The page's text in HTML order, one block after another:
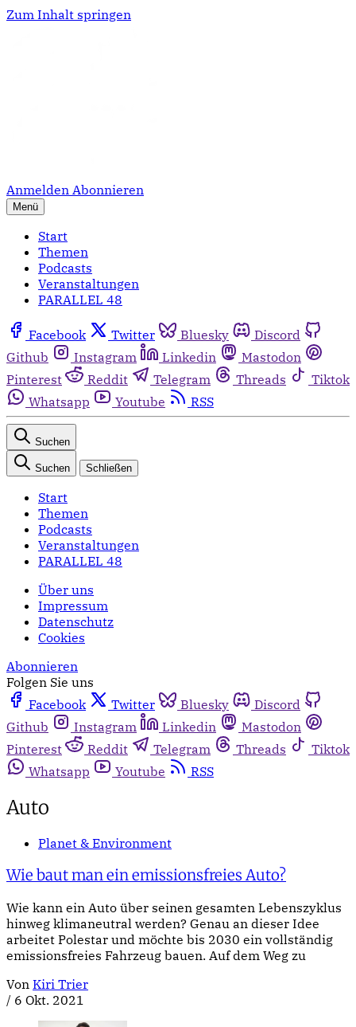
Zum Inhalt springen
Anmelden Abonnieren
Menü
Start
Themen
Podcasts
Veranstaltungen
PARALLEL 48
Facebook Twitter Bluesky
Discord
Github
Instagram Linkedin
Mastodon
Pinterest
Reddit Telegram Threads
Tiktok
Whatsapp
Youtube RSS
Suchen
Suchen Schließen
Start
Themen
Podcasts
Veranstaltungen
PARALLEL 48
Über uns
Impressum
Datenschutz
Cookies
Abonnieren
Folgen Sie uns
Facebook
Twitter Bluesky
Discord
Github
Instagram Linkedin
Mastodon
Pinterest
Reddit Telegram Threads
Tiktok
Whatsapp
Youtube RSS
Auto
Planet & Environment
Wie baut man ein emissionsfreies Auto?
Wie kann ein Auto über seinen gesamten Lebenszyklus
hinweg klimaneutral werden? Genau an dieser Idee
arbeitet Polestar und möchte bis 2030 ein vollständig
emissionsfreies Fahrzeug bauen. Auf dem Weg zu
Von Kiri Trier
/ 6 Okt. 2021